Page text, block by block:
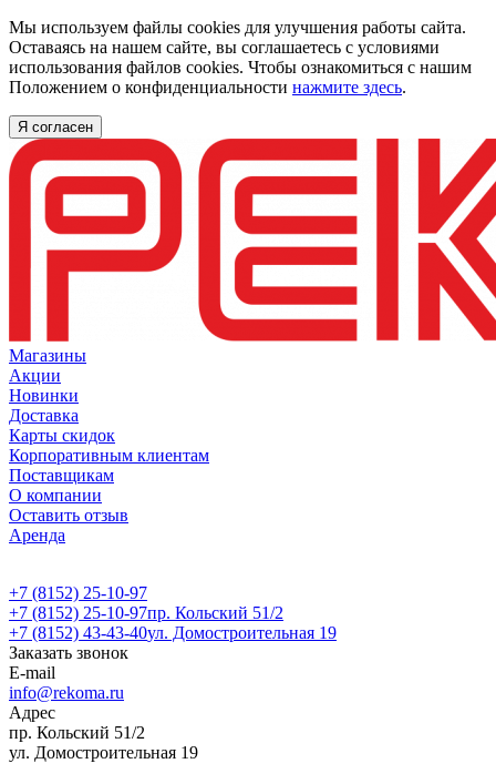
Мы используем файлы cookies для улучшения работы сайта.
Оставаясь на нашем сайте, вы соглашаетесь с условиями
использования файлов cookies. Чтобы ознакомиться с нашим
Положением о конфиденциальности нажмите здесь.
Я согласен
Магазины
Акции
Новинки
Доставка
Карты скидок
Корпоративным клиентам
Поставщикам
О компании
Оставить отзыв
Аренда
+7 (8152) 25-10-97
+7 (8152) 25-10-97пр. Кольский 51/2
+7 (8152) 43-43-40ул. Домостроительная 19
Заказать звонок
E-mail
info@rekoma.ru
Адрес
пр. Кольский 51/2
ул. Домостроительная 19